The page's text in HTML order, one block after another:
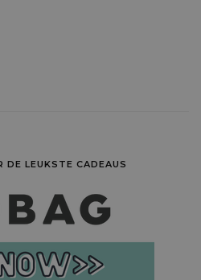
DE LEUKSTE CADEAUS